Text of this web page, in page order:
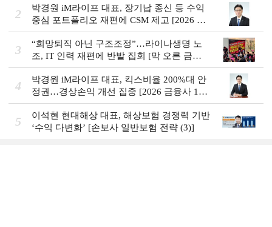
2
박경원 iM라이프 대표, 장기납 종신 등 수익
중심 포트폴리오 재편에 CSM 제고 [2026 금
융사 상반기 실적]
3
“희망퇴직 아닌 구조조정”…라이나생명 노
조, IT 인력 재편에 반발 집회 [막 오른 금융
권 하투(夏鬪)]
4
박경원 iM라이프 대표, 킥스비율 200%대 안
정권…경상손익 개선 집중 [2026 금융사 1분
기 실적]
5
이석현 현대해상 대표, 해상보험 경쟁력 기반
‘수익 다변화ʼ [손보사 일반보험 전략 (3)]